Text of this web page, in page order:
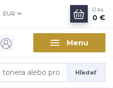
Menu
EUR
Hľadať
0 ks
0 €